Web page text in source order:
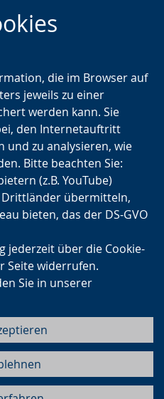
Zur
Hauptnavigation
Zur
Seitennavigation
Zum
Inhalt
die im Browser auf
jeweils zu einer
werden kann. Sie
den Internetauftritt
zu analysieren, wie
Bitte beachten Sie:
(z.B. YouTube)
übermitteln,
bieten, das der DS-GVO
jederzeit über die Cookie-
Seite widerrufen.
Sie in unserer